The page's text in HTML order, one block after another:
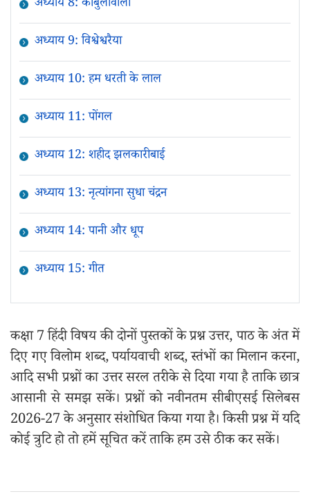
अध्याय 8: काबुलीवाला
अध्याय 9: विश्वेश्वरैया
अध्याय 10: हम धरती के लाल
अध्याय 11: पोंगल
अध्याय 12: शहीद झलकारीबाई
अध्याय 13: नृत्यांगना सुधा चंद्रन
अध्याय 14: पानी और धूप
अध्याय 15: गीत
कक्षा 7 हिंदी विषय की दोनों पुस्तकों के प्रश्न उत्तर, पाठ के अंत में
दिए गए विलोम शब्द, पर्यायवाची शब्द, स्तंभों का मिलान करना,
आदि सभी प्रश्नों का उत्तर सरल तरीके से दिया गया है ताकि छात्र
आसानी से समझ सकें। प्रश्नों को नवीनतम सीबीएसई सिलेबस
2026-27 के अनुसार संशोधित किया गया है। किसी प्रश्न में यदि
कोई त्रुटि हो तो हमें सूचित करें ताकि हम उसे ठीक कर सकें।